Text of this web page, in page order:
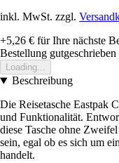
inkl. MwSt. zzgl.
+5,26 € für Ihre nächste
Bestellung gutgeschrieben
Loading...
Beschreibung
Die Reisetasche Eastpak
und Funktionalität.
diese Tasche ohne
sein, egal ob es sich um
handelt.